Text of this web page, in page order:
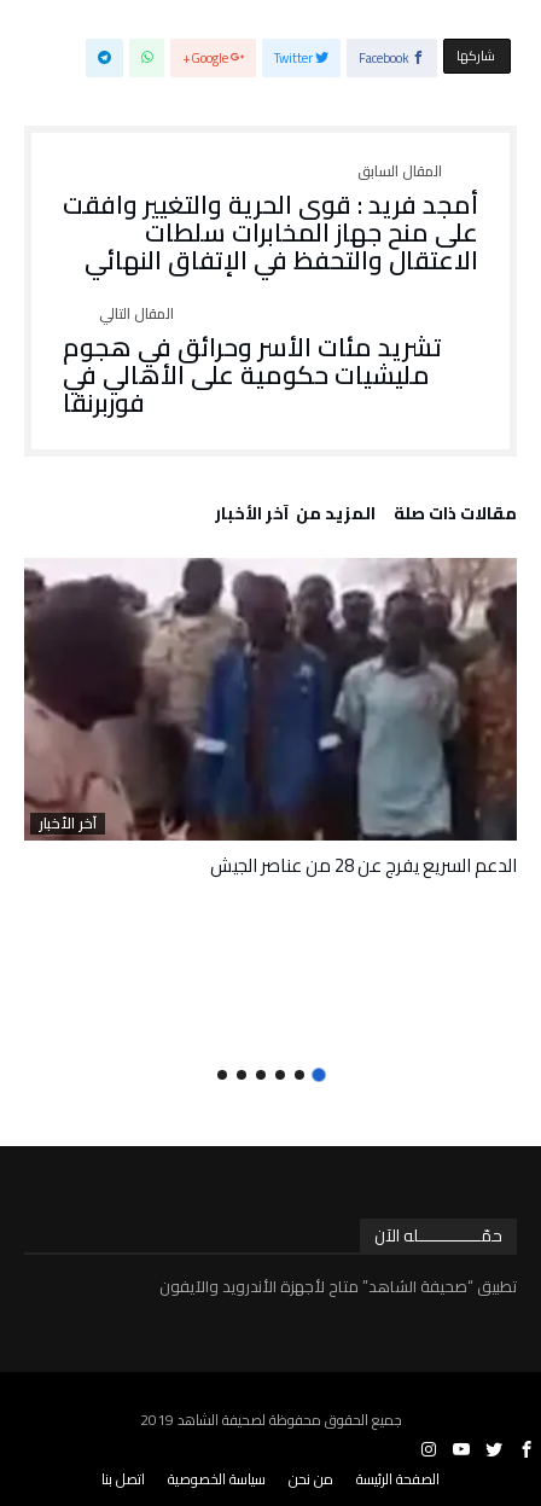
‫‫ شاركها‬ Facebook
Twitter
Google+
أمجد فريد : قوى الحرية والتغيير وافقت
على منح جهاز المخابرات سلطات
الاعتقال والتحفظ في الإتفاق النهائي
تشريد مئات الأسر وحرائق في هجوم
مليشيات حكومية على الأهالي في
فوربرنقا
‫مقالات ذات صلة‬ ‫المزيد من ‬ آخر الأخبار
آخر الأخبار
الدعم السريع يفرج عن 28 من عناصر الجيش
حمّـــــــــــــله الآن
تطبيق “صحيفة الشاهد” متاح لأجهزة الأندرويد والآيفون
جميع الحقوق محفوظة لصحيفة الشاهد 2019
الصفحة الرئيسة من نحن سياسة الخصوصية اتصل بنا